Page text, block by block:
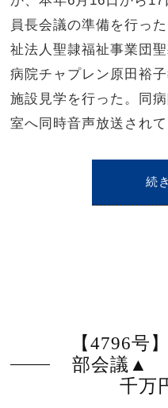
員長会議の準備を行っ
祉法人聖隷福祉事業団
病院チャプレン原田裕
施設見学を行った。同
室へ同時音声放送され
続
【4796号
部会議▲
千万